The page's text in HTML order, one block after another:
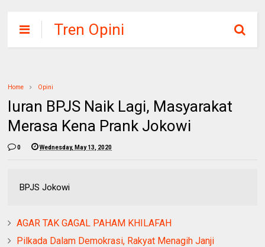
Tren Opini
Home Opini
Iuran BPJS Naik Lagi, Masyarakat
Merasa Kena Prank Jokowi
0 Wednesday, May 13, 2020
BPJS Jokowi
AGAR TAK GAGAL PAHAM KHILAFAH
Pilkada Dalam Demokrasi, Rakyat Menagih Janji